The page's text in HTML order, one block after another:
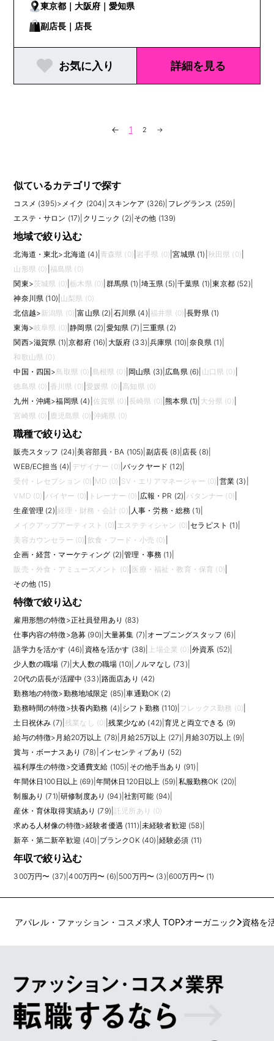
東京都｜大阪府｜愛知県
副店長｜店長
お気に入り 詳細を見る
← 1 2 →
地域で絞り込む
北海道・東北>北海道 (4) 青森県 (0) 岩手県 (0) |宮城県 (1) 秋田県 (0)
山形県 (0) 福島県 (0)
関東>茨城県 (0) |栃木県 (0) 群馬県 (1) 埼玉県 (5) |千葉県 (1) |東京都 (52)
神奈川県 (10) 山梨県 (0)
北信越>新潟県 (0) |富山県 (2) 石川県 (4) 福井県 (0) |長野県 (1)
東海>岐阜県 (0) |静岡県 (2) 愛知県 (7) 三重県 (2)
関西>滋賀県 (1) |京都府 (16) 大阪府 (33) |兵庫県 (10) 奈良県 (1)
和歌山県 (0)
中国・四国>鳥取県 (0) 島根県 (0) 岡山県 (3) 広島県 (6) 山口県 (0)
徳島県 (0) 香川県 (0) 愛媛県 (0) 高知県 (0)
九州・沖縄>福岡県 (4) 佐賀県 (0) 長崎県 (0) |熊本県 (1) 大分県 (0)
宮崎県 (0) 鹿児島県 (0) |沖縄県 (0)
似ているカテゴリで探す
コスメ (395)> メイク (204) スキンケア (326) フレグランス (259)
エステ・サロン (17) クリニック (2) その他 (139)
職種で絞り込む
販売スタッフ (24) |美容部員・BA (105) 副店長 (8) 店長 (8)
WEB/EC担当 (4) デザイナー (0) |バックヤード (12)
受付・レセプション (0) MD (0) SV・エリアマネージャー (0) 営業 (3)
VMD (0) バイヤー (0) トレーナー (0) 広報・PR (2) |パタンナー (0)
生産管理 (2) 経理・財務・会計 (0) 人事・労務・総務 (1)
メイクアップアーティスト (0) エステティシャン (0) |セラピスト (1)
美容カウンセラー (0) 飲食・フード・小売 (0)
企画・経営・マーケティング (2) |管理・事務 (1)
販売・外食・アミューズメント (0) 医療・福祉・教育・保育 (0)
その他 (15)
特徴で絞り込む
雇用形態の特徴>正社員登用あり (83)
仕事内容の特徴>急募 (90) 大量募集 (7) オープニングスタッフ (6)
語学力を活かす (46) 資格を活かす (38) 上場企業 (0) 外資系 (52)
少人数の職場 (7) |大人数の職場 (10) ノルマなし (73)
20代の店長が活躍中 (33) 路面店あり (42)
勤務地の特徴>勤務地域限定 (85) |車通勤OK (2)
勤務時間の特徴>扶養内勤務 (4) シフト勤務 (110) フレックス勤務 (0)
土日祝休み (7) |残業なし (0) |残業少なめ (42) |育児と両立できる (9)
給与の特徴> 月給20万以上 (78) 月給25万以上 (27) 月給30万以上 (9)
賞与・ボーナスあり (78) インセンティブあり (52)
福利厚生の特徴>交通費支給 (105) その他手当あり (91)
年間休日100日以上 (69) 年間休日120日以上 (59) 私服勤務OK (20)
制服あり (71) |研修制度あり (94) 社割可能 (94)
産休・育休取得実績あり (79) |託児所あり (0)
求める人材像の特徴>経験者優遇 (111) 未経験者歓迎 (58)
新卒・第二新卒歓迎 (40) ブランクOK (40) 経験必須 (11)
年収で絞り込む
300万円〜 (37) |400万円〜 (6) 500万円〜 (3) 600万円〜 (1)
アパレル・ファッション・コスメ求人 TOP オーガニック 資格を